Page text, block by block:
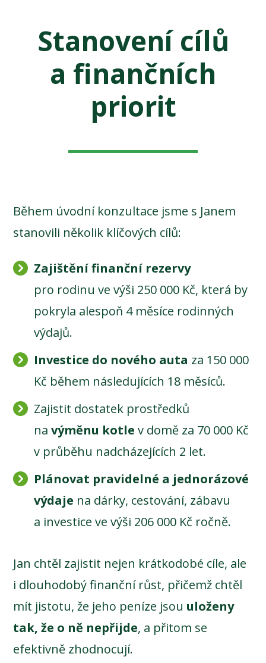
Stanovení cílů
a finančních
priorit
Během úvodní konzultace jsme s Janem
stanovili několik klíčových cílů:
Zajištění finanční rezervy
pro rodinu ve výši 250 000 Kč, která by
pokryla alespoň 4 měsíce rodinných
výdajů.
Investice do nového auta za 150 000
Kč během následujících 18 měsíců.
Zajistit dostatek prostředků
navýměnu kotle v domě za 70 000 Kč
v průběhu nadcházejících 2 let.
Plánovat pravidelné a jednorázové
výdaje na dárky, cestování, zábavu
a investice ve výši 206 000 Kč ročně.
Jan chtěl zajistit nejen krátkodobé cíle, ale
i dlouhodobý finanční růst, přičemž chtěl
mít jistotu, že jeho peníze jsou uloženy
tak, že o ně nepřijde, a přitom se
efektivně zhodnocují.